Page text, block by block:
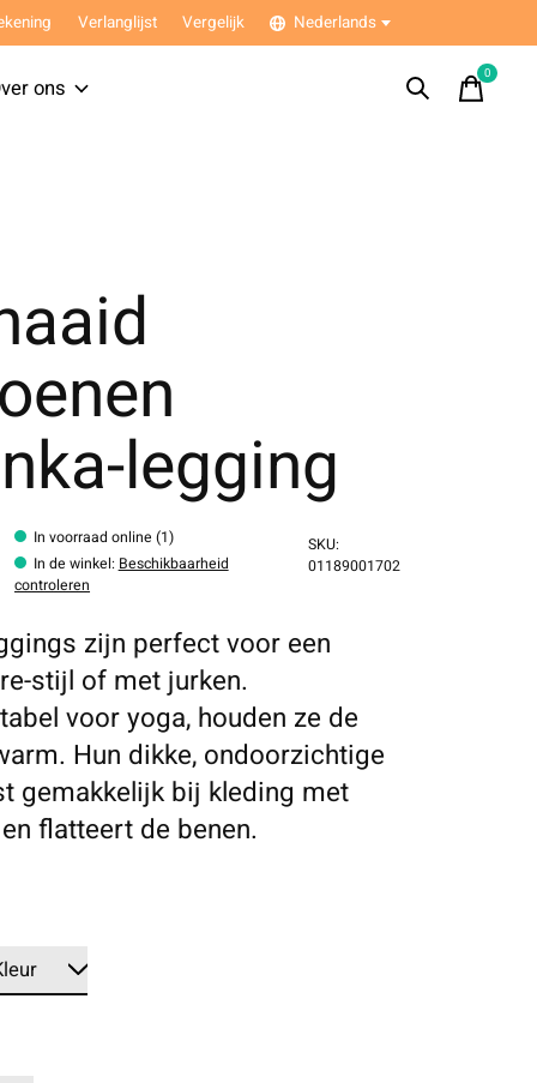
Verlanglijst Vergelijk Nederlands
ons
0items
legging
In voorraad online (1)
In de winkel: Beschikbaarheid
controleren
SKU:
01189001702
zijn perfect voor een
stijl of met jurken.
voor yoga, houden ze de
Hun dikke, ondoorzichtige
gemakkelijk bij kleding met
flatteert de benen.